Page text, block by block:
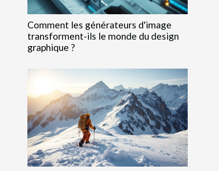
Comment les générateurs d'image
transforment-ils le monde du design
graphique ?